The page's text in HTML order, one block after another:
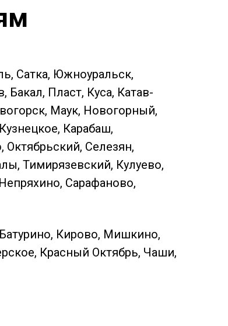
Сатка, Южноуральск,
Пласт, Куса, Катав-
Маук, Новогорный,
Карабаш,
Селезян,
Тимирязевский, Кулуево,
Сарафаново,
Кирово, Мишкино,
Красный Октябрь, Чаши,